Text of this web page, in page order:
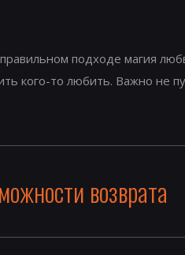
подходе магия
кого-то любить. Важно не
возврата